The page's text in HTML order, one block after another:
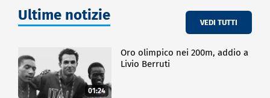
Ultime notizie VEDI TUTTI
01:24
Oro olimpico nei 200m, addio a
Livio Berruti